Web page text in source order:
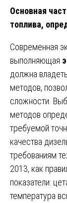
Основная
топлива,
Современная
выполняющая
должна
методов,
сложности.
методов
требуемой
качества
требованиям
2013, как
показатели:
температура